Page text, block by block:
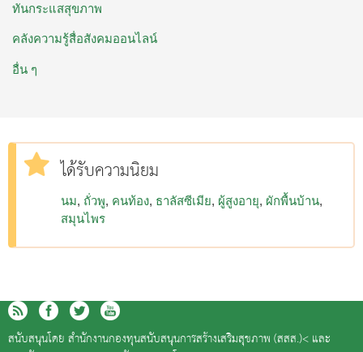
ทันกระแสสุขภาพ
คลังความรู้สื่อสังคมออนไลน์
อื่น ๆ
ได้รับความนิยม
นม ถั่วพู คนท้อง ธาลัสซีเมีย ผู้สูงอายุ ผักพื้นบ้าน
สมุนไพร
สนับสนุนโดย สำนักงานกองทุนสนับสนุนการสร้างเสริมสุขภาพ (สสส.)< และ